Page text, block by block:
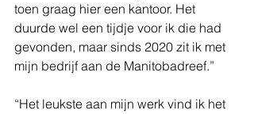
toen graag hier een kantoor. Het
duurde wel een tijdje voor ik die had
gevonden, maar sinds 2020 zit ik met
mijn bedrijf aan de Manitobadreef.”
“Het leukste aan mijn werk vind ik het